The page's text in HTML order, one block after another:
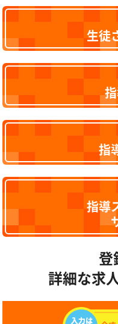
生徒
指
指導
登
詳細な求